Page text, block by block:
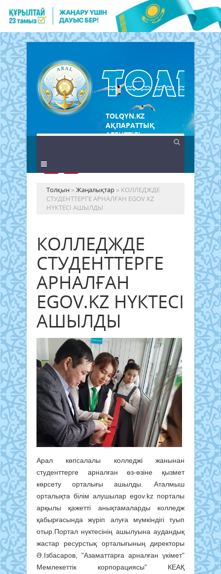
TOLQYN.KZ
АҚПАРАТТЫҚ
АГЕНТТІГІ
Толқын »Жаңалықтар » КОЛЛЕДЖДЕ
СТУДЕНТТЕРГЕ АРНАЛҒАН EGOV.KZ
НҮКТЕСІ АШЫЛДЫ
КОЛЛЕДЖДЕ
СТУДЕНТТЕРГЕ
АРНАЛҒАН
EGOV.KZ НҮКТЕСІ
АШЫЛДЫ
Арал көпсалалы колледжі жанынан
студенттерге арналған өз-өзіне қызмет
көрсету орталығы ашылды. Аталмыш
орталықта білім алушылар egov.kz порталы
арқылы қажетті анықтамаларды колледж
қабырғасында жүріп алуға мүмкіндігі туып
отыр.Портал нүктесінің ашылуына аудандық
жастар ресурстық орталығының директоры
Ә.Ізбасаров, "Азаматтарға арналған үкімет"
Мемлекеттік корпорациясы" КЕАҚ